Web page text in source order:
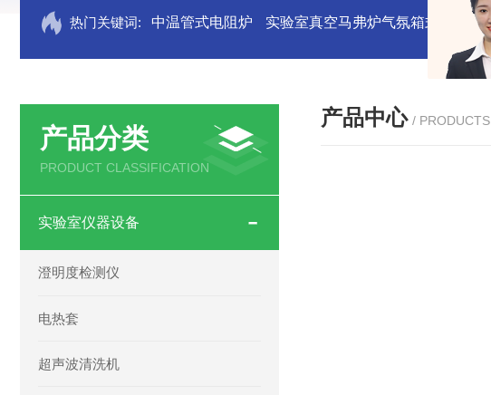
热门关键词: 中温管式电阻炉 实验室真空马弗炉气氛箱式炉厂家
产品分类
PRODUCT CLASSIFICATION
实验室仪器设备
澄明度检测仪
电热套
超声波清洗机
产品中心 / PRODUCTS